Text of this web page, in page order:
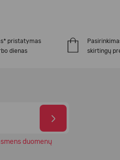
pristatymas
dienas
skirtingų
duomenų